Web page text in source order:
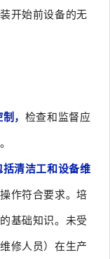
开始前设备的无
， 检查和监督应
清洁工和设备维
作符合要求。培
基础知识。未受
修人员）在生产